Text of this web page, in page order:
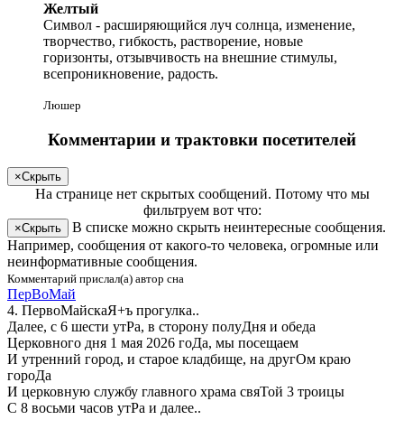
Желтый
Символ - расширяющийся луч солнца, изменение,
творчество, гибкость, растворение, новые
горизонты, отзывчивость на внешние стимулы,
всепроникновение, радость.
Люшер
Комментарии и трактовки посетителей
×Скрыть
На странице нет скрытых сообщений. Потому что мы
фильтруем вот что:
×Скрыть
В списке можно скрыть неинтересные сообщения.
Например, сообщения от какого-то человека, огромные или
неинформативные сообщения.
Комментарий прислал(а) автор сна
ПерВоМай
4. ПервоМайскаЯ+ъ прогулка..
Далее, с 6 шести утРа, в сторону полуДня и обеда
Церковного дня 1 мая 2026 гоДа, мы посещаем
И утренний город, и старое кладбище, на другОм краю
гороДа
И церковную службу главного храма свяТой 3 троицы
С 8 восьми часов утРа и далее..